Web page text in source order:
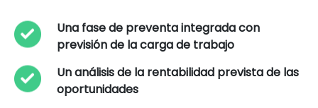
Una fase de preventa integrada con
previsión de la carga de trabajo
Un análisis de la rentabilidad prevista de las
oportunidades